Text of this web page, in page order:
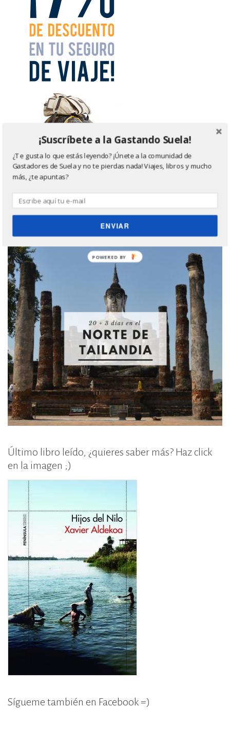
¿Donde quieres ir? ¡Te ayudo!
Último libro leído, ¿quieres saber más? Haz click
en la imagen ;)
Sígueme también en Facebook =)
¡Suscríbete a la Gastando Suela!
¿Te gusta lo que estás leyendo? ¡Únete a la comunidad de
Gastadores de Suela y no te pierdas nada! Viajes, libros y mucho
más, ¿te apuntas?
ENVIAR